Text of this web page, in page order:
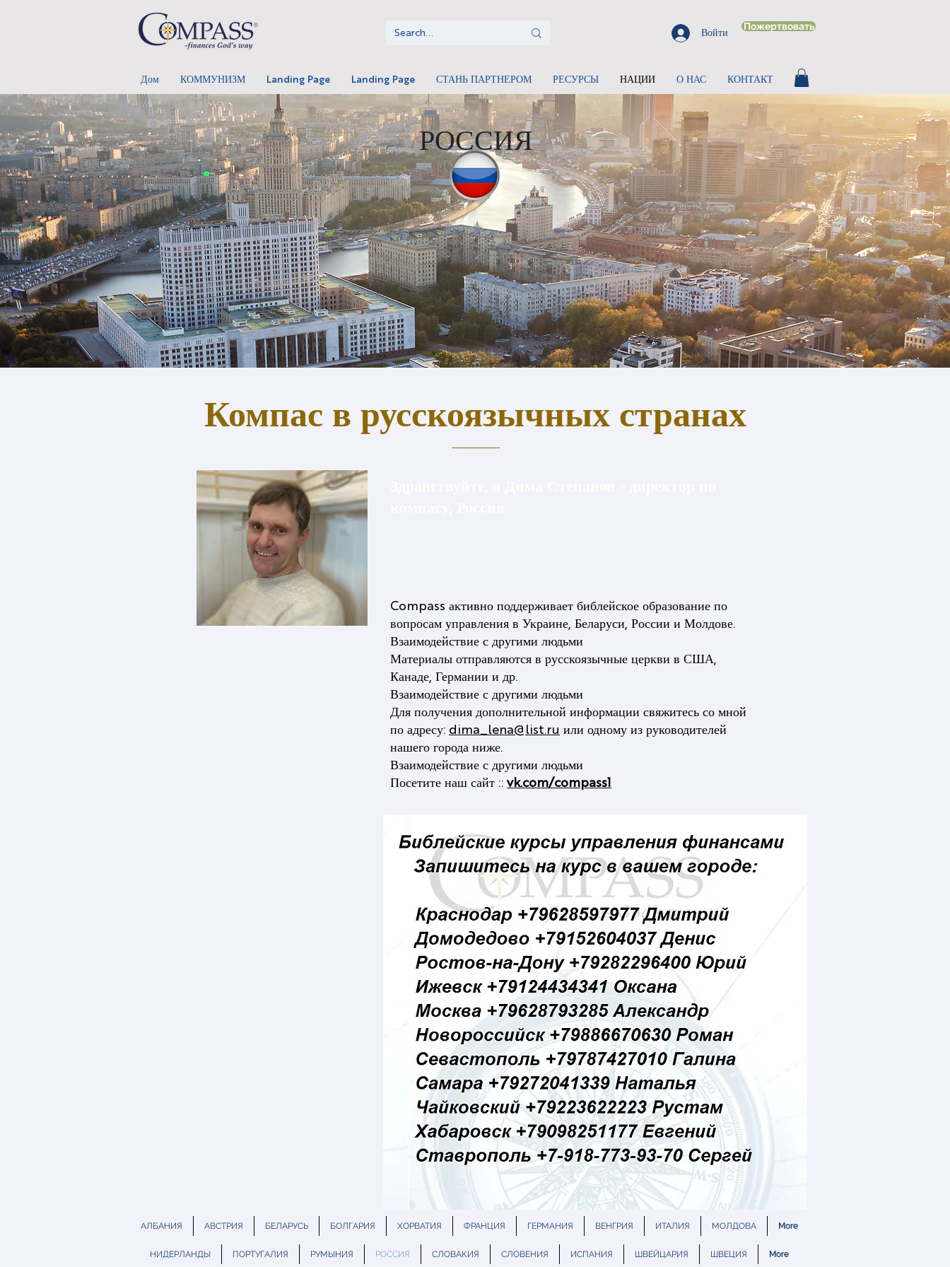
Войти
Пожертвовать
Дом КОММУНИЗМ Landing Page Landing Page СТАНЬ ПАРТНЕРОМ РЕСУРСЫ НАЦИИ О НАС КОНТАКТ
РОССИЯ
Компас в русскоязычных странах
Compass активно поддерживает библейское образование по
вопросам управления в Украине, Беларуси, России и Молдове.
Взаимодействие с другими людьми
Материалы отправляются в русскоязычные церкви в США,
Канаде, Германии и др.
Взаимодействие с другими людьми
Для получения дополнительной информации свяжитесь со мной
по адресу: dima_lena@list.ru или одному из руководителей
нашего города ниже.
Взаимодействие с другими людьми
Посетите наш сайт :: vk.com/compass1
АЛБАНИЯ АВСТРИЯ БЕЛАРУСЬ БОЛГАРИЯ ХОРВАТИЯ ФРАНЦИЯ ГЕРМАНИЯ ВЕНГРИЯ ИТАЛИЯ МОЛДОВА More
НИДЕРЛАНДЫ ПОРТУГАЛИЯ РУМЫНИЯ РОССИЯ СЛОВАКИЯ СЛОВЕНИЯ ИСПАНИЯ ШВЕЙЦАРИЯ ШВЕЦИЯ More